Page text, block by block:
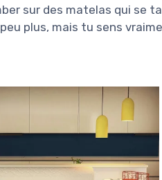
sur des matelas qui se
plus, mais tu sens